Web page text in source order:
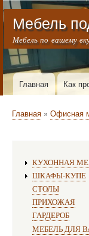
Меню учётной
Мебель
Мебель по вашему
Горизонтальное
Главная Как
Строка навигации
Главная Офисная
КУХОННАЯ
ШКАФЫ-КУПЕ
СТОЛЫ
ПРИХОЖАЯ
ГАРДЕРОБ
МЕБЕЛЬ ДЛЯ